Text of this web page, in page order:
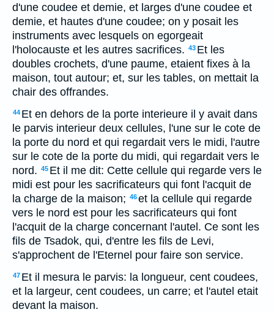
d'une coudee et demie, et larges d'une coudee et
demie, et hautes d'une coudee; on y posait les
instruments avec lesquels on egorgeait
l'holocauste et les autres sacrifices. 43 Et les
doubles crochets, d'une paume, etaient fixes à la
maison, tout autour; et, sur les tables, on mettait la
chair des offrandes.
44 Et en dehors de la porte interieure il y avait dans
le parvis interieur deux cellules, l'une sur le cote de
la porte du nord et qui regardait vers le midi, l'autre
sur le cote de la porte du midi, qui regardait vers le
nord. 45 Et il me dit: Cette cellule qui regarde vers le
midi est pour les sacrificateurs qui font l'acquit de
la charge de la maison; 46et la cellule qui regarde
vers le nord est pour les sacrificateurs qui font
l'acquit de la charge concernant l'autel. Ce sont les
fils de Tsadok, qui, d'entre les fils de Levi,
s'approchent de l'Eternel pour faire son service.
47 Et il mesura le parvis: la longueur, cent coudees,
et la largeur, cent coudees, un carre; et l'autel etait
devant la maison.